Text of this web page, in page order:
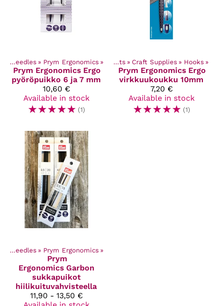
Knitting needles ‪» Prym Ergonomics ‪»
Prym Ergonomics Ergo
pyöröpuikko 6 ja 7 mm
10,60 €
Available in stock
☆☆☆☆☆ (1)
Products ‪» Craft Supplies ‪» Hooks ‪»
Prym Ergonomics Ergo
virkkuukoukku 10mm
7,20 €
Available in stock
☆☆☆☆☆ (1)
Knitting needles ‪» Prym Ergonomics ‪»
Prym
Ergonomics Garbon
sukkapuikot
hiilikuituvahvisteella
11,90 - 13,50 €